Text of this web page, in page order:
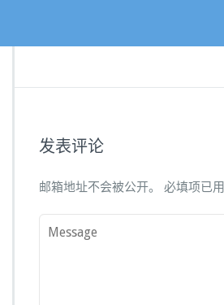
发表评论
邮箱地址不会被公开。 必填项已用